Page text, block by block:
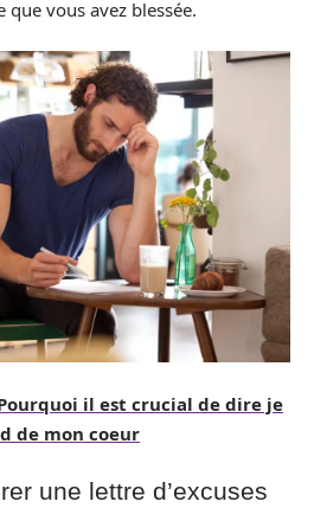
vous avez blessée.
il est crucial de dire je
de mon coeur
une lettre d’excuses